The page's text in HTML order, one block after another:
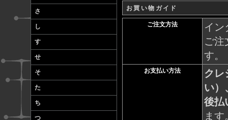
さ
し
す
せ
そ
た
ち
つ
お買い物ガイド
ご注文方法
イン
ご注
す。
お支払い方法
クレ
い）
後払
ます